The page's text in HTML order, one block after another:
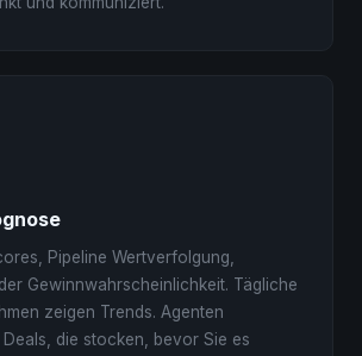
Pipeline Wertverfolgung,
Gewinnwahrscheinlichkeit. Tägliche
zeigen Trends. Agenten
die stocken, bevor Sie es